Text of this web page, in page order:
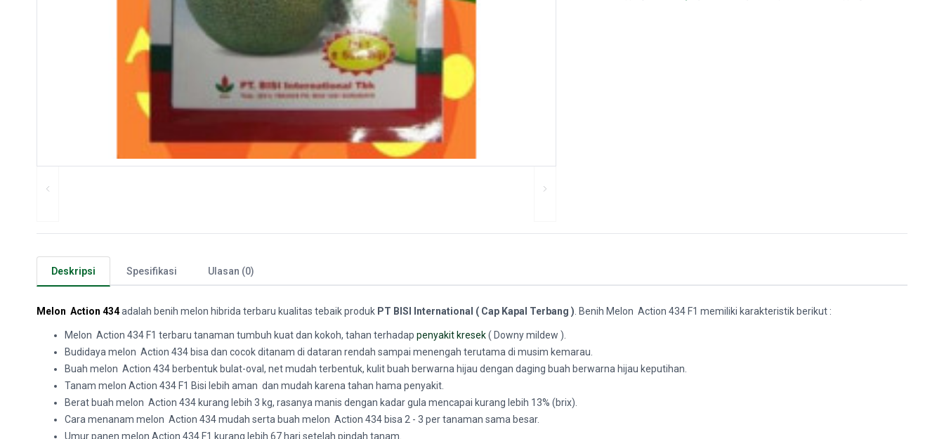
Deskripsi Spesifikasi Ulasan (0)
Melon Action 434adalah benih melon hibrida terbaru kualitas tebaik produk PT BISI International ( Cap Kapal Terbang ) . Benih Melon Action 434 F1 memiliki karakteristik berikut :
Melon Action 434 F1 terbaru tanaman tumbuh kuat dan kokoh, tahan terhadap penyakit kresek( Downy mildew ).
Budidaya melon Action 434 bisa dan cocok ditanam di dataran rendah sampai menengah terutama di musim kemarau.
Buah melon Action 434 berbentuk bulat-oval, net mudah terbentuk, kulit buah berwarna hijau dengan daging buah berwarna hijau keputihan.
Tanam melon Action 434 F1 Bisi lebih aman dan mudah karena tahan hama penyakit.
Berat buah melon Action 434 kurang lebih 3 kg, rasanya manis dengan kadar gula mencapai kurang lebih 13% (brix).
Cara menanam melon Action 434 mudah serta buah melon Action 434 bisa 2 - 3 per tanaman sama besar.
Umur panen melon Action 434 F1 kurang lebih 67 hari setelah pindah tanam.